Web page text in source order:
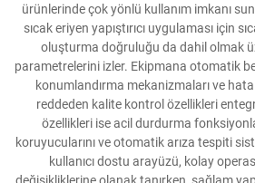
Bize Ulaşın
ürünlerinde çok yönlü kullanım imkanı
sıcak eriyen yapıştırıcı uygulaması için
oluşturma doğruluğu da dahil olmak
parametrelerini izler. Ekipmana otomatik
konumlandırma mekanizmaları ve
reddeden kalite kontrol özellikleri
özellikleri ise acil durdurma
koruyucularını ve otomatik arıza tespiti
kullanıcı dostu arayüzü, kolay